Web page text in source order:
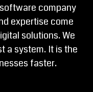
company
expertise come
solutions. We
a system. It is the
faster.